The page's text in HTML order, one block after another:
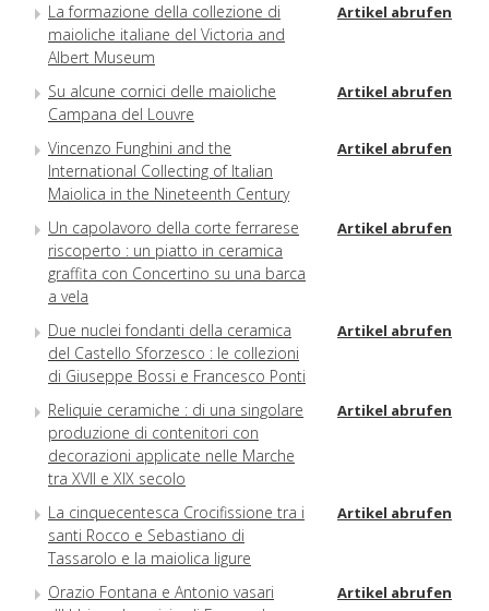
La formazione della collezione di
maioliche italiane del Victoria and
Albert Museum
Artikel abrufen
Su alcune cornici delle maioliche
Campana del Louvre
Artikel abrufen
Vincenzo Funghini and the
International Collecting of Italian
Maiolica in the Nineteenth Century
Artikel abrufen
Un capolavoro della corte ferrarese
riscoperto : un piatto in ceramica
graffita con Concertino su una barca
a vela
Artikel abrufen
Due nuclei fondanti della ceramica
del Castello Sforzesco : le collezioni
di Giuseppe Bossi e Francesco Ponti
Artikel abrufen
Reliquie ceramiche : di una singolare
produzione di contenitori con
decorazioni applicate nelle Marche
tra XVII e XIX secolo
Artikel abrufen
La cinquecentesca Crocifissione tra i
santi Rocco e Sebastiano di
Tassarolo e la maiolica ligure
Artikel abrufen
Orazio Fontana e Antonio vasari
Artikel abrufen